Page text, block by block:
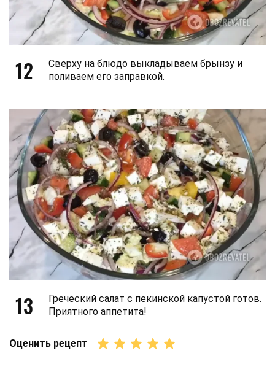
12
Сверху на блюдо выкладываем брынзу и
поливаем его заправкой.
13
Греческий салат с пекинской капустой готов.
Приятного аппетита!
Оценить рецепт